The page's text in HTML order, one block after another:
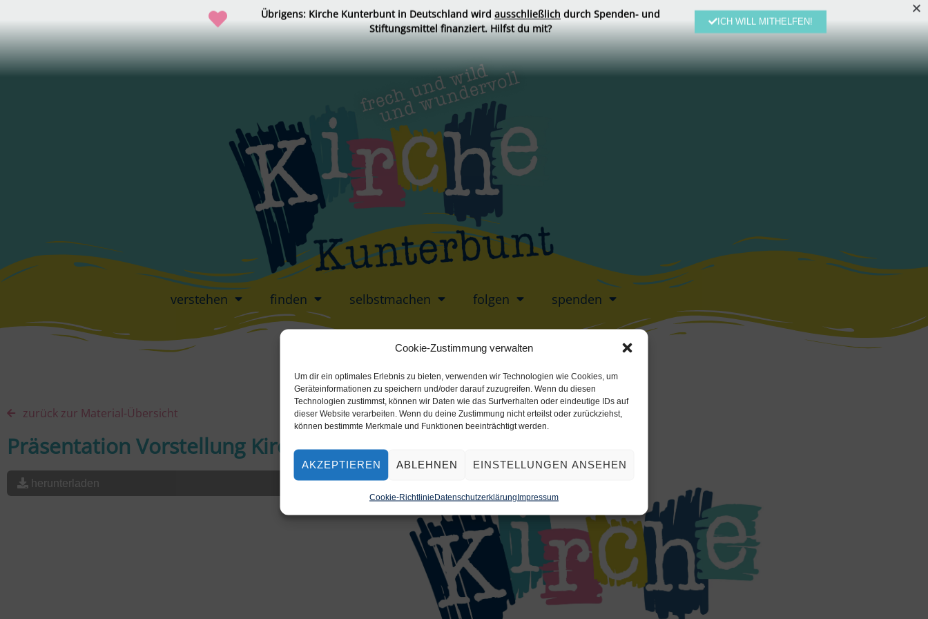
Cookie-Zustimmung verwalten
Um dir ein optimales Erlebnis zu bieten, verwenden wir Technologien wie Cookies, um
Geräteinformationen zu speichern und/oder darauf zuzugreifen. Wenn du diesen
Technologien zustimmst, können wir Daten wie das Surfverhalten oder eindeutige IDs auf
dieser Website verarbeiten. Wenn du deine Zustimmung nicht erteilst oder zurückziehst,
können bestimmte Merkmale und Funktionen beeinträchtigt werden.
AKZEPTIEREN ABLEHNEN EINSTELLUNGEN ANSEHEN
Cookie-RichtlinieDatenschutzerklärungImpressum
verstehen finden selbstmachen folgen spenden
zurück zur Material-Übersicht
Präsentation Vorstellung Kirche Kunterbunt
herunterladen
Übrigens: Kirche Kunterbunt in Deutschland wird ausschließlich durch Spenden- und
Stiftungsmittel finanziert. Hilfst du mit?
ICH WILL MITHELFEN!